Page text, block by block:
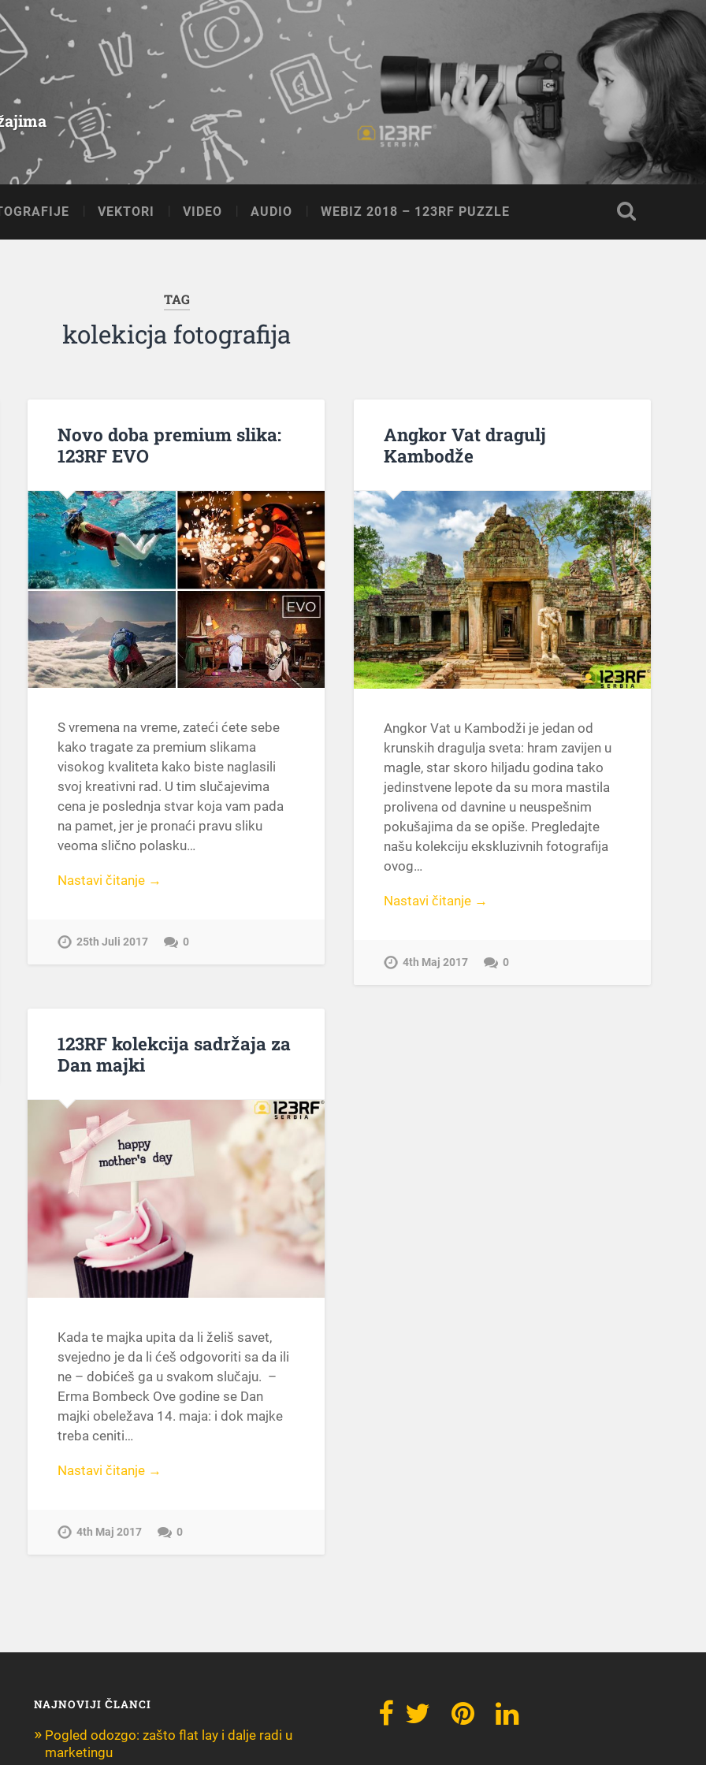
VEKTORI VIDEO AUDIO WEBIZ 2018 – 123RF PUZZLE
TAG
kolekicja fotografija
Novo doba premium slika:
123RF EVO
S vremena na vreme, zateći ćete sebe
kako tragate za premium slikama
visokog kvaliteta kako biste naglasili
svoj kreativni rad. U tim slučajevima
cena je poslednja stvar koja vam pada
na pamet, jer je pronaći pravu sliku
veoma slično polasku…
Nastavi čitanje →
25th Juli 2017 0
Angkor Vat dragulj
Kambodže
Angkor Vat u Kambodži je jedan od
krunskih dragulja sveta: hram zavijen u
magle, star skoro hiljadu godina tako
jedinstvene lepote da su mora mastila
prolivena od davnine u neuspešnim
pokušajima da se opiše. Pregledajte
našu kolekciju ekskluzivnih fotografija
ovog…
Nastavi čitanje →
4th Maj 2017 0
123RF kolekcija sadržaja za
Dan majki
Kada te majka upita da li želiš savet,
svejedno je da li ćeš odgovoriti sa da ili
ne – dobićeš ga u svakom slučaju. –
Erma Bombeck Ove godine se Dan
majki obeležava 14. maja: i dok majke
treba ceniti…
Nastavi čitanje →
4th Maj 2017 0
NAJNOVIJI ČLANCI
Pogled odozgo: zašto flat lay i dalje radi u
marketingu